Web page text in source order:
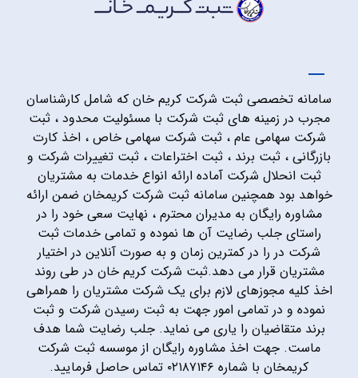
سامانه تخصصی ثبت شرکت کریم خان که شامل کارشناسان
مجرب در زمینه های ثبت شرکت با مسئولیت محدود ، ثبت
شرکت سهامی عام ، ثبت شرکت سهامی خاص ، اخذ کارت
بازرگانی ، ثبت برند ، ثبت اختراعات ، ثبت تغییرات شرکت و
ثبت انحلال شرکت آماده ارائه انواع خدمات به مشتریان
خواهد بود همچنین سامانه ثبت شرکت کریمخان ضمن ارائه
مشاوره رایگان به مدیران محترم ، نهایت سعی خود را در
راستای جلب رضایت آن ها نموده و تمامی خدمات ثبت
شرکت در را در کمترین زمان و به صورت آنلاین در اختیار
مشتریان قرار می دهد.ثبت شرکت کریم خان در طی روند
اخذ کلیه مجوزهای لازم برای یک شرکت مشتریان را همراهی
نموده و در تمامی امور جهت به ثبت رسیدن شرکت و ثبت
برند متقاضیان را یاری می نماید. جلب رضایت شما هدف
ماست. جهت اخذ مشاوره رایگان از موسسه ثبت شرکت
کریمخان با شماره ۰۲۱۸۷۱۴۶ تماس حاصل فرمایید.